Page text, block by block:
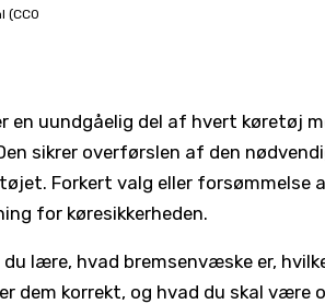
(CC0
en uundgåelig del af hvert køretøj
sikrer overførslen af den
Forkert valg eller forsømmelse
for køresikkerheden.
du lære, hvad bremsenvæske er,
dem korrekt, og hvad du skal være